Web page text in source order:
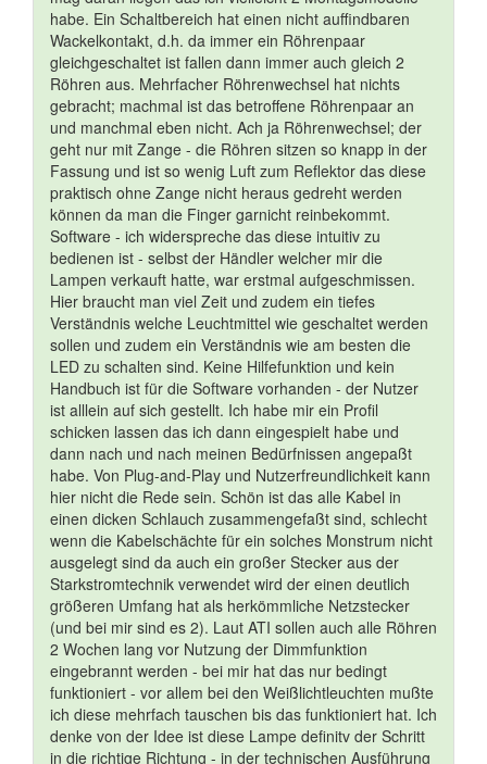
habe. Ein Schaltbereich hat einen nicht auffindbaren
Wackelkontakt, d.h. da immer ein Röhrenpaar
gleichgeschaltet ist fallen dann immer auch gleich 2
Röhren aus. Mehrfacher Röhrenwechsel hat nichts
gebracht; machmal ist das betroffene Röhrenpaar an
und manchmal eben nicht. Ach ja Röhrenwechsel; der
geht nur mit Zange - die Röhren sitzen so knapp in der
Fassung und ist so wenig Luft zum Reflektor das diese
praktisch ohne Zange nicht heraus gedreht werden
können da man die Finger garnicht reinbekommt.
Software - ich widerspreche das diese intuitiv zu
bedienen ist - selbst der Händler welcher mir die
Lampen verkauft hatte, war erstmal aufgeschmissen.
Hier braucht man viel Zeit und zudem ein tiefes
Verständnis welche Leuchtmittel wie geschaltet werden
sollen und zudem ein Verständnis wie am besten die
LED zu schalten sind. Keine Hilfefunktion und kein
Handbuch ist für die Software vorhanden - der Nutzer
ist alllein auf sich gestellt. Ich habe mir ein Profil
schicken lassen das ich dann eingespielt habe und
dann nach und nach meinen Bedürfnissen angepaßt
habe. Von Plug-and-Play und Nutzerfreundlichkeit kann
hier nicht die Rede sein. Schön ist das alle Kabel in
einen dicken Schlauch zusammengefaßt sind, schlecht
wenn die Kabelschächte für ein solches Monstrum nicht
ausgelegt sind da auch ein großer Stecker aus der
Starkstromtechnik verwendet wird der einen deutlich
größeren Umfang hat als herkömmliche Netzstecker
(und bei mir sind es 2). Laut ATI sollen auch alle Röhren
2 Wochen lang vor Nutzung der Dimmfunktion
eingebrannt werden - bei mir hat das nur bedingt
funktioniert - vor allem bei den Weißlichtleuchten mußte
ich diese mehrfach tauschen bis das funktioniert hat. Ich
denke von der Idee ist diese Lampe definitv der Schritt
in die richtige Richtung - in der technischen Ausführung